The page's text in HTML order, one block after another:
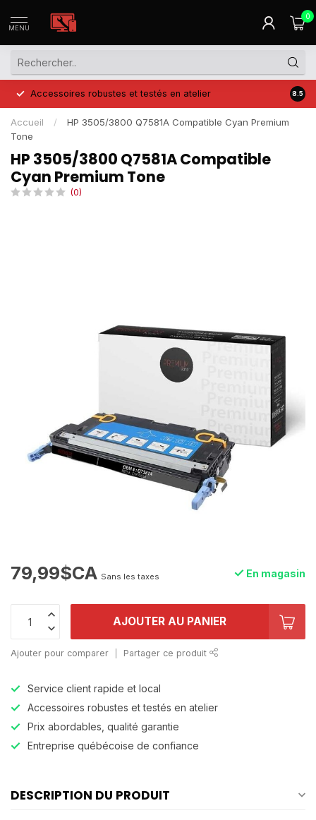
MENU
0
Accessoires robustes et testés en atelier Prix
8.5
Accueil /
HP 3505/3800 Q7581A Compatible Cyan Premium
Tone
HP 3505/3800 Q7581A Compatible
Cyan Premium Tone
(0)
79,99$CA Sans les taxes En magasin
AJOUTER AU PANIER
Ajouter pour comparer Partager ce produit
Service client rapide et local
Accessoires robustes et testés en atelier
Prix abordables, qualité garantie
Entreprise québécoise de confiance
DESCRIPTION DU PRODUIT